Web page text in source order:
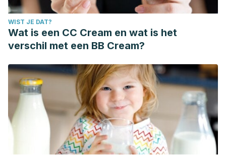
WIST JE DAT?
Wat is een CC Cream en wat is het
verschil met een BB Cream?